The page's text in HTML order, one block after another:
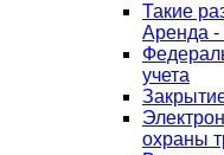
Такие
Аренда -
учета
охраны